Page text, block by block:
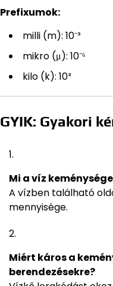
Prefixumok:
milli (m): 10⁻³
mikro (μ): 10⁻⁶
kilo (k): 10³
GYIK: Gyakori
Mi a víz
A vízben található
mennyisége.
Miért káros a
berendezésekre?